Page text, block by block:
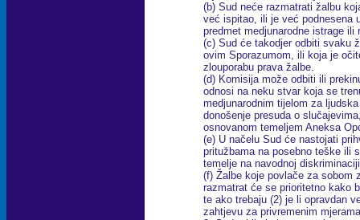
(b) Sud neće razmatrati žalbu
već ispitao, ili je već podnesena
predmet medjunarodne istrage ili
(c) Sud će takodjer odbiti svaku
ovim Sporazumom, ili koja je
zlouporabu prava žalbe.
(d) Komisija može odbiti ili
odnosi na neku stvar koja se
medjunarodnim tijelom za
donošenje presuda o
osnovanom temeljem Aneksa
(e) U načelu Sud će nastojati
pritužbama na posebno teške ili
temelje na navodnoj
(f) Žalbe koje povlače za sobom
razmatrat će se prioritetno kako
te ako trebaju (2) je li opravdan
zahtjevu za privremenim